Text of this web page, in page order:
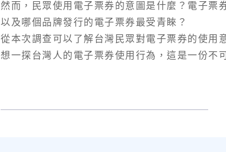
然而，民眾使用電子票券的意圖是什麼？電子票
以及哪個品牌發行的電子票券最受青睞？
從本次調查可以了解台灣民眾對電子票券的使用
想一探台灣人的電子票券使用行為，這是一份不